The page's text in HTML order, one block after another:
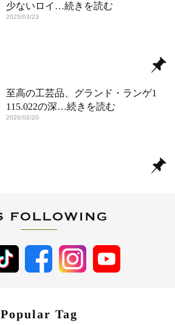
少ないロイ …続きを読む
2025/03/23
至高の工芸品、グランド・ランゲ1
115.022の深…続きを読む
2026/02/20
Popular Tag